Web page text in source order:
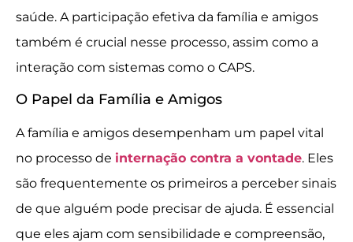
saúde. A participação efetiva da família e amigos
também é crucial nesse processo, assim como a
interação com sistemas como o CAPS.
O Papel da Família e Amigos
A família e amigos desempenham um papel vital
no processo de internação contra a vontade. Eles
são frequentemente os primeiros a perceber sinais
de que alguém pode precisar de ajuda. É essencial
que eles ajam com sensibilidade e compreensão,